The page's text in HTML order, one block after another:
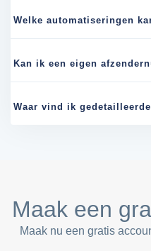
Welke automatiseringen
Kan ik een eigen
Waar vind ik
Maak een
Maak nu een gratis